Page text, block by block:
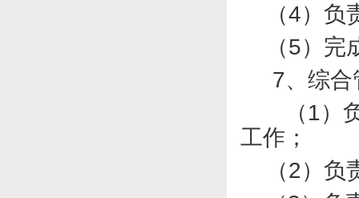
（4）负
（5）完
7、综
（1）
工作；
（2）负